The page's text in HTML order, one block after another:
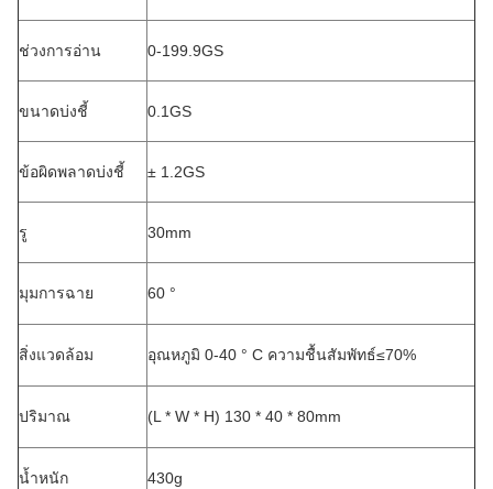
ช่วงการอ่าน 0-199.9GS
ขนาดบ่งชี้ 0.1GS
ข้อผิดพลาดบ่งชี้ ± 1.2GS
รู 30mm
มุมการฉาย 60 °
สิ่งแวดล้อม อุณหภูมิ 0-40 ° C ความชื้นสัมพัทธ์≤70%
ปริมาณ (L * W * H) 130 * 40 * 80mm
น้ำหนัก 430g